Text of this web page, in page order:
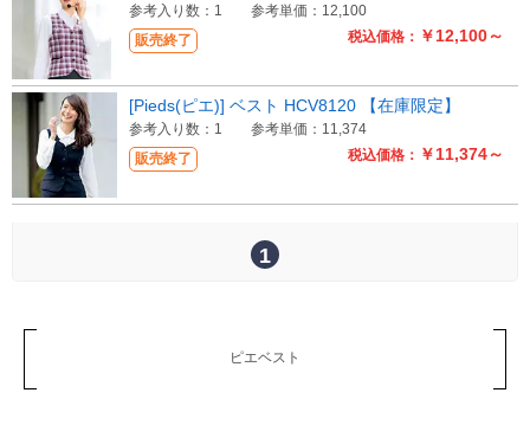
販売終了 税込価格： ￥12,100～
参考入り数：1 参考単価：12,100
販売終了 税込価格： ￥11,374～
[Pieds(ピエ)] ベスト HCV8120 【在庫限定】
参考入り数：1 参考単価：11,374
1
ピエベスト